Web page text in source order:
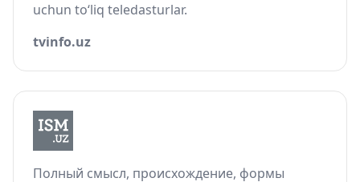
uchun to‘liq teledasturlar.
tvinfo.uz
Полный смысл, происхождение, формы